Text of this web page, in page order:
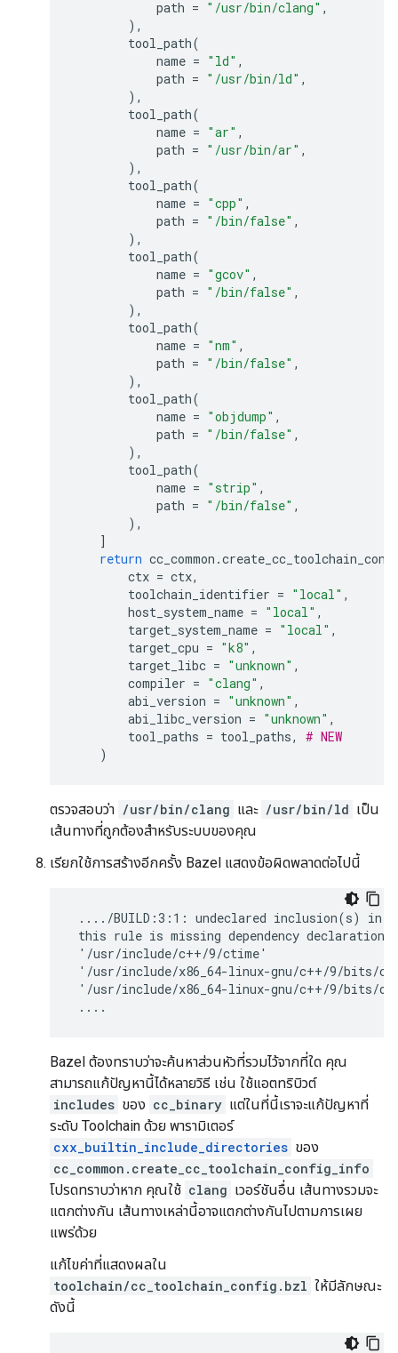
path = "/usr/bin/clang" ,
),
tool_path(
name = "ld" ,
path = "/usr/bin/ld" ,
),
tool_path(
name = "ar" ,
path = "/usr/bin/ar" ,
),
tool_path(
name = "cpp" ,
path = "/bin/false" ,
),
tool_path(
name = "gcov" ,
path = "/bin/false" ,
),
tool_path(
name = "nm" ,
path = "/bin/false" ,
),
tool_path(
name = "objdump" ,
path = "/bin/false" ,
),
tool_path(
name = "strip" ,
path = "/bin/false" ,
),
]
return cc_common .
ctx = ctx,
toolchain_identifier = "local" ,
host_system_name = "local" ,
target_system_name = "local" ,
target_cpu = "k8" ,
target_libc = "unknown" ,
compiler = "clang" ,
abi_version = "unknown" ,
abi_libc_version = "unknown" ,
tool_paths = tool_paths,
# NEW
)
ตรวจสอบว่า /usr/bin/clang และ /usr/bin/ld เป็น
เส้นทางที่ถูกต้องสำหรับระบบของคุณ
เรียกใช้การสร้างอีกครั้ง Bazel แสดงข้อผิดพลาดต่อไปนี้
..../BUILD:3:1: undeclared inclusion(s)
this rule is missing dependency
'/usr/include/c++/9/ctime'
'/usr/include/x86_64-linux-gnu/c++/9/bits/
'/usr/include/x86_64-linux-gnu/c++/9/bits/
Bazel ต้องทราบว่าจะค้นหาส่วนหัวที่รวมไว้จากที่ใด คุณ
สามารถแก้ปัญหานี้ได้หลายวิธี เช่น ใช้แอตทริบิวต์
includes ของ cc_binary แต่ในที่นี้เราจะแก้ปัญหาที่
ระดับ Toolchain ด้วย พารามิเตอร์
cxx_builtin_include_directories ของ
cc_common.create_cc_toolchain_config_info
โปรดทราบว่าหาก คุณใช้ clang เวอร์ชันอื่น เส้นทางรวมจะ
แตกต่างกัน เส้นทางเหล่านี้อาจแตกต่างกันไปตามการเผย
แพร่ด้วย
แก้ไขค่าที่แสดงผลใน
toolchain/cc_toolchain_config.bzl ให้มีลักษณะ
ดังนี้